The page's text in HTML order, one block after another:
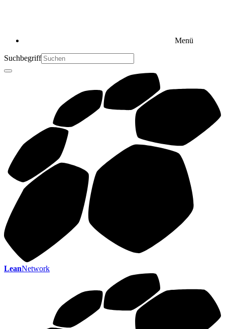
Menü
Suchbegriff
LeanNetwork